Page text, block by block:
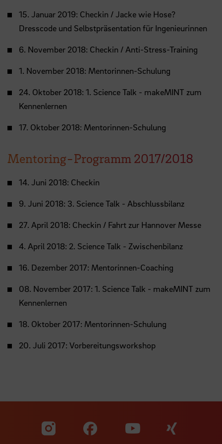
15. Januar 2019: Checkin / Jacke wie Hose?
Dresscode und Selbstpräsentation für Ingenieurinnen
6. November 2018: Checkin / Anti-Stress-Training
1. November 2018: Mentorinnen-Schulung
24. Oktober 2018: 1. Science Talk - makeMINT zum
Kennenlernen
17. Oktober 2018: Mentorinnen-Schulung
Mentoring-Programm 2017/2018
14. Juni 2018: Checkin
9. Juni 2018: 3. Science Talk - Abschlussbilanz
27. April 2018: Checkin / Fahrt zur Hannover Messe
4. April 2018: 2. Science Talk - Zwischenbilanz
16. Dezember 2017: Mentorinnen-Coaching
08. November 2017: 1. Science Talk - makeMINT zum
Kennenlernen
18. Oktober 2017: Mentorinnen-Schulung
20. Juli 2017: Vorbereitungsworkshop
Zu unserer Facebook
Zu